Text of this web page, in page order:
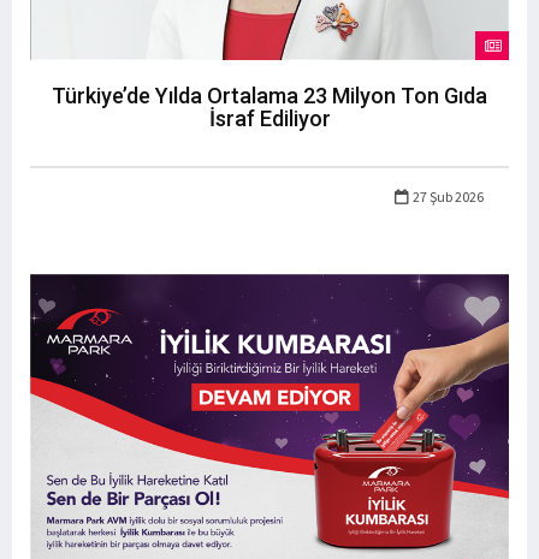
Türkiye’de Yılda Ortalama 23 Milyon Ton Gıda
İsraf Ediliyor
27 Şub 2026